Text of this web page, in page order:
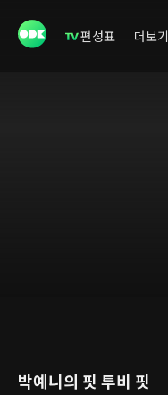
편성표 더보기
박예니의 핏 투비 핏